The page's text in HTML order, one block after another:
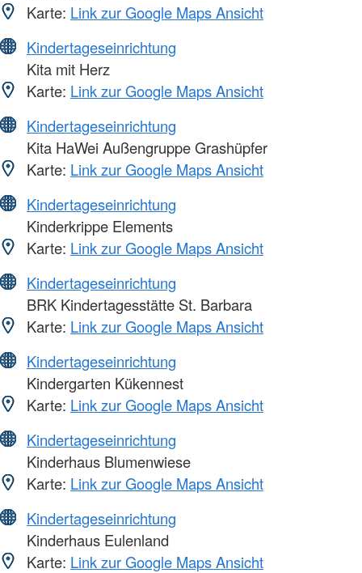
Karte: Link zur Google Maps Ansicht
Kindertageseinrichtung
Kita mit Herz
Karte: Link zur Google Maps Ansicht
Kindertageseinrichtung
Kita HaWei Außengruppe Grashüpfer
Karte: Link zur Google Maps Ansicht
Kindertageseinrichtung
Kinderkrippe Elements
Karte: Link zur Google Maps Ansicht
Kindertageseinrichtung
BRK Kindertagesstätte St. Barbara
Karte: Link zur Google Maps Ansicht
Kindertageseinrichtung
Kindergarten Kükennest
Karte: Link zur Google Maps Ansicht
Kindertageseinrichtung
Kinderhaus Blumenwiese
Karte: Link zur Google Maps Ansicht
Kindertageseinrichtung
Kinderhaus Eulenland
Karte: Link zur Google Maps Ansicht